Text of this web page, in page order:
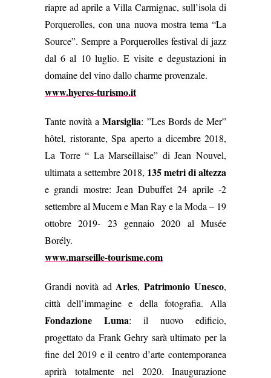
riapre ad aprile a Villa Carmignac, sull’isola di
Porquerolles, con una nuova mostra tema “La
Source”. Sempre a Porquerolles festival di jazz
dal 6 al 10 luglio. E visite e degustazioni in
domaine del vino dallo charme provenzale.
www.hyeres-turismo.it
Tante novità aMarsiglia: ”Les Bords de Mer”
hôtel, ristorante, Spa aperto a dicembre 2018,
La Torre “ La Marseillaise” di Jean Nouvel,
ultimata a settembre 2018, 135 metri di altezza
e grandi mostre: Jean Dubuffet 24 aprile -2
settembre al Mucem e Man Ray e la Moda – 19
ottobre 2019- 23 gennaio 2020 al Musée
Borély.
www.marseille-tourisme.com
Grandi novità ad Arles,Patrimonio Unesco,
città dell’immagine e della fotografia. Alla
Fondazione Luma: il nuovo edificio,
progettato da Frank Gehry sarà ultimato per la
fine del 2019 e il centro d’arte contemporanea
aprirà totalmente nel 2020. Inaugurazione